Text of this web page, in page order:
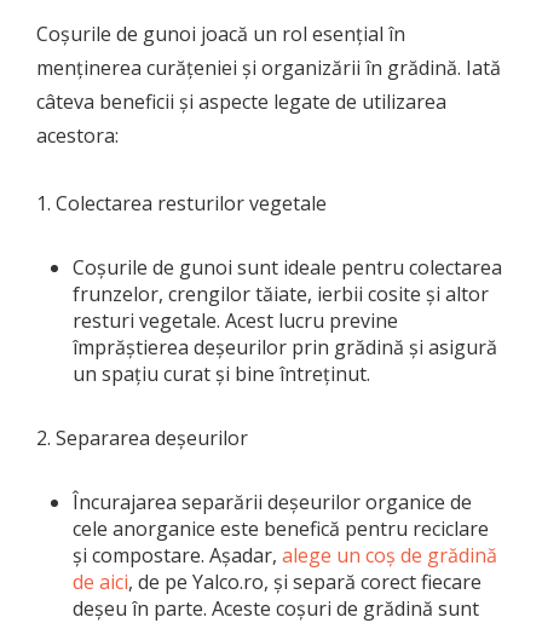
Coșurile de gunoi joacă un rol esențial în
menținerea curățeniei și organizării în grădină. Iată
câteva beneficii și aspecte legate de utilizarea
acestora:
1. Colectarea resturilor vegetale
Coșurile de gunoi sunt ideale pentru colectarea
frunzelor, crengilor tăiate, ierbii cosite și altor
resturi vegetale. Acest lucru previne
împrăștierea deșeurilor prin grădină și asigură
un spațiu curat și bine întreținut.
2. Separarea deșeurilor
Încurajarea separării deșeurilor organice de
cele anorganice este benefică pentru reciclare
și compostare. Așadar, alege un coș de grădină
de aici, de pe Yalco.ro, și separă corect fiecare
deșeu în parte. Aceste coșuri de grădină sunt